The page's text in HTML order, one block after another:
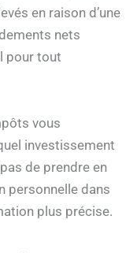
en raison d’une
nets
pour tout
vous
investissement
de prendre en
personnelle dans
plus précise.